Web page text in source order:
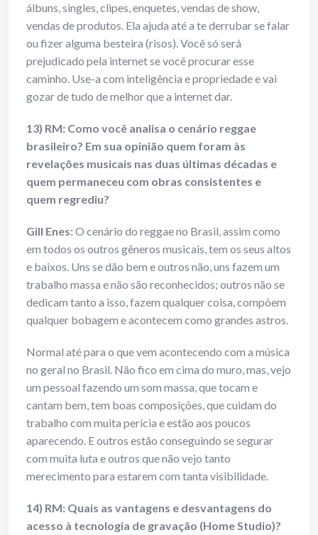
álbuns, singles, clipes, enquetes, vendas de show,
vendas de produtos. Ela ajuda até a te derrubar se falar
ou fizer alguma besteira (risos). Você só será
prejudicado pela internet se você procurar esse
caminho. Use-a com inteligência e propriedade e vai
gozar de tudo de melhor que a internet dar.
13) RM: Como você analisa o cenário reggae
brasileiro? Em sua opinião quem foram às
revelações musicais nas duas últimas décadas e
quem permaneceu com obras consistentes e
quem regrediu?
Gill Enes:O cenário do reggae no Brasil, assim como
em todos os outros gêneros musicais, tem os seus altos
e baixos. Uns se dão bem e outros não, uns fazem um
trabalho massa e não são reconhecidos; outros não se
dedicam tanto a isso, fazem qualquer coisa, compõem
qualquer bobagem e acontecem como grandes astros.
Normal até para o que vem acontecendo com a música
no geral no Brasil. Não fico em cima do muro, mas, vejo
um pessoal fazendo um som massa, que tocam e
cantam bem, tem boas composições, que cuidam do
trabalho com muita perícia e estão aos poucos
aparecendo. E outros estão conseguindo se segurar
com muita luta e outros que não vejo tanto
merecimento para estarem com tanta visibilidade.
14) RM: Quais as vantagens e desvantagens do
acesso à tecnologia de gravação (Home Studio)?